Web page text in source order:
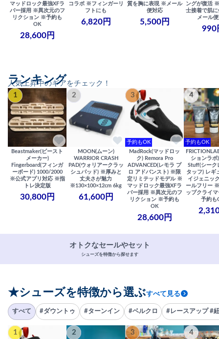
マッドロック最強XFラ
バー採用 ※異次元のフ
リクション ※予約も
OK
28,600円
コラボ ※フィンガーリ
フトにも
6,820円
質を胸に表現 ※メール
便対応
5,500円
ングが復活
士接着で肌
メール
990
人気上昇中のギアをチェック！
ランキング
1
Beastmaker(ビースト
メーカー)
Fingerboard(フィンガ
ーボード) 1000/2000
※公式アプリ対応 ※指
トレ決定版
30,800円
2
MOON(ムーン)
WARRIOR CRASH
PAD(ウォリアークラッ
シュパッド) ※厚みと
丈夫さが魅力
※130×100×12cm 6kg
61,600円
3
予約もOK
MadRock(マッドロッ
ク) Remora Pro
ADVANCED(レモラ プ
ロ アドバンスト) ※限
定リミテッドモデル ※
マッドロック最強XFラ
バー採用 ※異次元のフ
リクション ※予約も
OK
28,600円
4
予約もOK
ションラボ
Stuff(シーク
タッフ) レギ
イジェニッ
ールフリー
ップクライ
予約も
オトクなセールやセット
シューズを特徴から探せます
★シューズを特徴から選ぶすべて見る
すべて #ダウントゥ #ターンイン #ベルクロ #レースアップ #
1 2 3 4